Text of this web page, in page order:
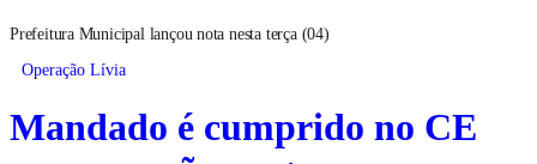
Prefeitura Municipal lançou nota nesta terça (04)
Operação Lívia
Mandado é cumprido no CE